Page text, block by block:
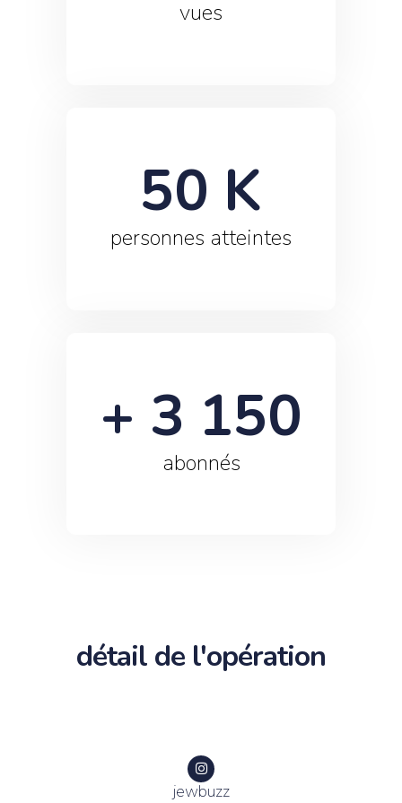
vues
personnes atteintes
50 K
abonnés
+ 3 150
détail de l'opération
jewbuzz